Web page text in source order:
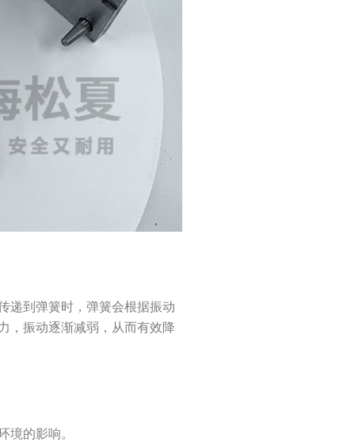
递到弹簧时，弹簧会根据振动
，振动逐渐减弱，从而有效降
的影响。